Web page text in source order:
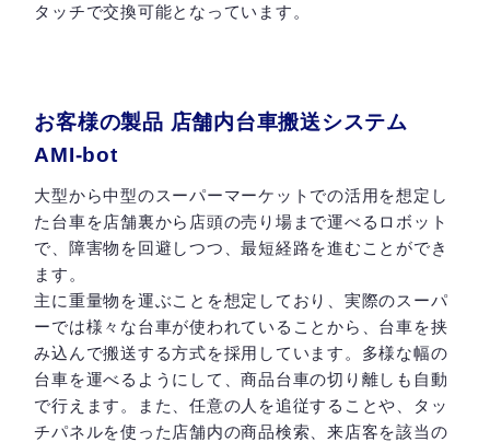
タッチで交換可能となっています。
お客様の製品 店舗内台車搬送システム
AMI-bot
大型から中型のスーパーマーケットでの活用を想定し
た台車を店舗裏から店頭の売り場まで運べるロボット
で、障害物を回避しつつ、最短経路を進むことができ
ます。
主に重量物を運ぶことを想定しており、実際のスーパ
ーでは様々な台車が使われていることから、台車を挟
み込んで搬送する方式を採用しています。多様な幅の
台車を運べるようにして、商品台車の切り離しも自動
で行えます。また、任意の人を追従することや、タッ
チパネルを使った店舗内の商品検索、来店客を該当の